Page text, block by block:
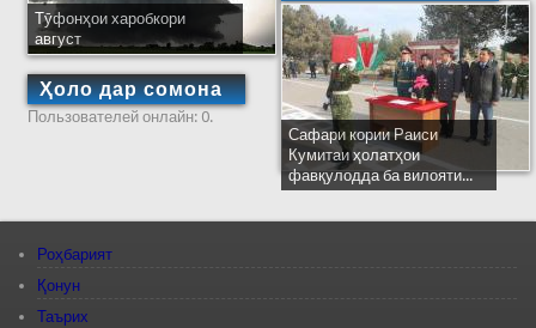
Тӯфонҳои харобкори
август
Ҳоло дар сомона
Пользователей онлайн: 0.
Сафари кории Раиси
Кумитаи ҳолатҳои
фавқулодда ба вилояти...
Роҳбарият
Қонун
Таърих